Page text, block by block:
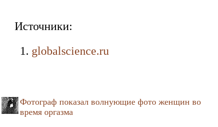
Источники:
globalscience.ru
Фотограф показал волнующие фото женщин во
время оргазма